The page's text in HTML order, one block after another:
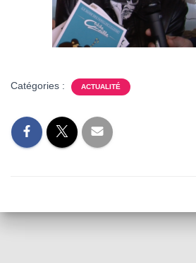
Catégories : ACTUALITÉ